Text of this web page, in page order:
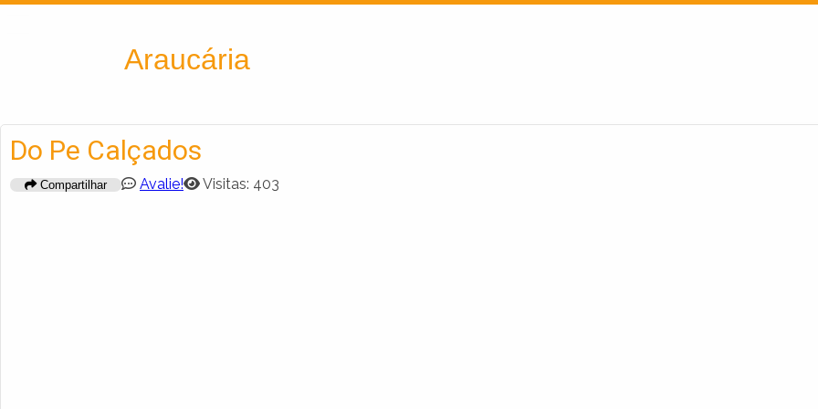
Araucária
Do Pe Calçados
Compartilhar Avalie! Visitas: 403